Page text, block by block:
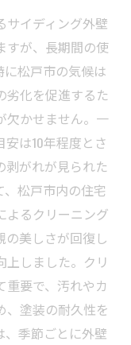
サイディング外壁
すが、長期間の使
松戸市の気候は
劣化を促進するた
欠かせません。一
は10年程度とさ
剥がれが見られた
松戸市内の住宅
よるクリーニング
の美しさが回復し
上しました。クリ
要で、汚れやカ
、塗装の耐久性を
、季節ごとに外壁